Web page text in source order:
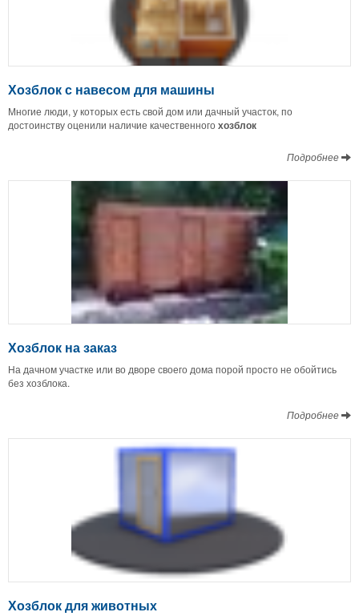
Хозблок с навесом для машины
Многие люди, у которых есть свой дом или дачный участок, по
достоинству оценили наличие качественногохозблок
Подробнее
Хозблок на заказ
На дачном участке или во дворе своего дома порой просто не обойтись
без хозблока.
Подробнее
Хозблок для животных